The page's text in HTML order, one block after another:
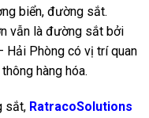
biển, đường sắt.
vẫn là đường sắt bởi
Hải Phòng có vị trí quan
hàng hóa.
sắt, RatracoSolutions